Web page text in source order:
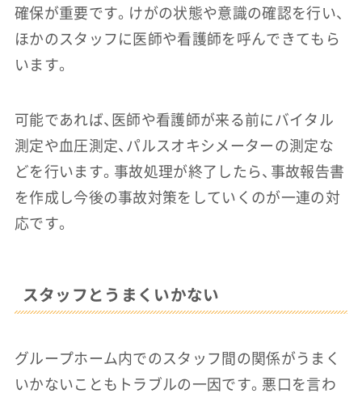
確保が重要です。けがの状態や意識の確認を行い、
ほかのスタッフに医師や看護師を呼んできてもら
います。
可能であれば、医師や看護師が来る前にバイタル
測定や血圧測定、パルスオキシメーターの測定な
どを行います。事故処理が終了したら、事故報告書
を作成し今後の事故対策をしていくのが一連の対
応です。
スタッフとうまくいかない
グループホーム内でのスタッフ間の関係がうまく
いかないこともトラブルの一因です。悪口を言わ